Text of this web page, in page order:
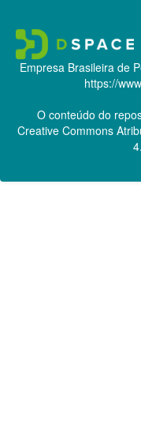
Empresa Brasileira de
https://
O conteúdo do
Creative Commons